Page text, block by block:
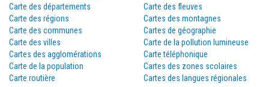
Carte des départements
Carte des régions
Carte des communes
Carte des villes
Cartes des agglomérations
Carte de la population
Carte routière
Carte des fleuves
Cartes des montagnes
Cartes de géographie
Carte de la pollution lumineuse
Carte téléphonique
Cartes des zones scolaires
Cartes des langues régionales